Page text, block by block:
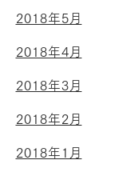
2018年5月
2018年4月
2018年3月
2018年2月
2018年1月